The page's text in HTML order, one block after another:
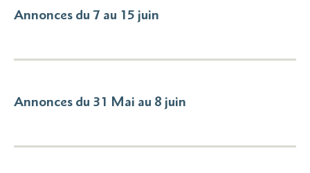
Annonces du 7 au 15 juin
Annonces du 31 Mai au 8 juin